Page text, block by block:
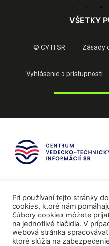
VŠETKY
© CVTI SR Zásady
Vyhlásenie o prístupnosti
Pri používaní tejto stránky
cookies, ktoré nám
Súbory cookies môžete
na jednotlivé tlačidlá. V
webová stránka
ktoré slúžia na